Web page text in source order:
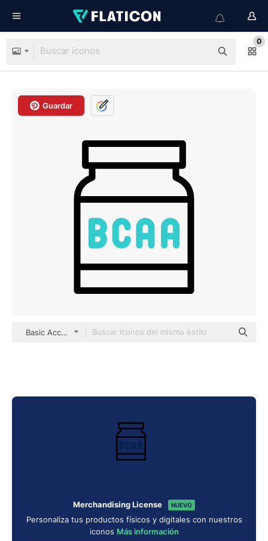
0
Guardar
Basic Accent Outline
Merchandising License NUEVO
Personaliza tus productos físicos y digitales con nuestros
iconos Más información